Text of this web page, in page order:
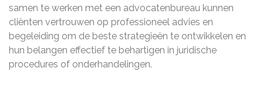
samen te werken met een advocatenbureau kunnen
cliënten vertrouwen op professioneel advies en
begeleiding om de beste strategieën te ontwikkelen en
hun belangen effectief te behartigen in juridische
procedures of onderhandelingen.